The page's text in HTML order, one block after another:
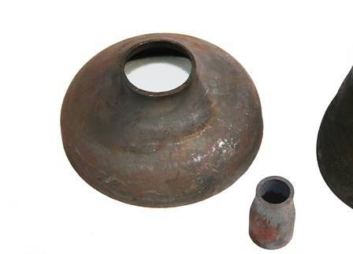
Переход стальн. 26,9*3-21,3*3 (Ду 20*15) ст.20 ГОСТ 17378-